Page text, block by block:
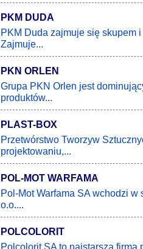
PKM DUDA
PKM Duda zajmuje się skupem
Zajmuje...
PKN ORLEN
Grupa PKN Orlen jest
produktów...
PLAST-BOX
Przetwórstwo Tworzyw
projektowaniu,...
POL-MOT WARFAMA
Pol-Mot Warfama SA wchodzi w
o.o....
POLCOLORIT
Polcolorit SA to najstarsza firma